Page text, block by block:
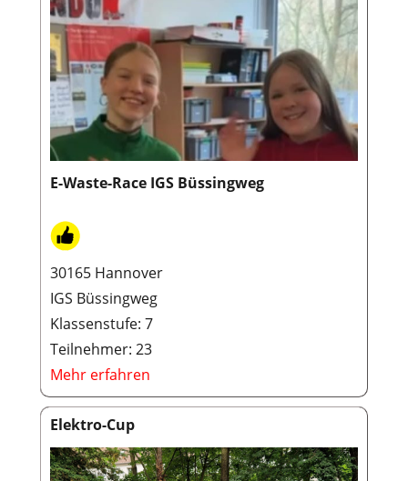
E-Waste-Race IGS Büssingweg
30165 Hannover
IGS Büssingweg
Klassenstufe: 7
Teilnehmer: 23
Mehr erfahren
Elektro-Cup